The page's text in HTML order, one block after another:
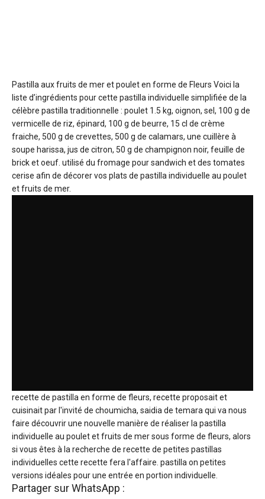
Pastilla aux fruits de mer et poulet en forme de Fleurs Voici la
liste d’ingrédients pour cette pastilla individuelle simplifiée de la
célèbre pastilla traditionnelle : poulet 1.5 kg, oignon, sel, 100 g de
vermicelle de riz, épinard, 100 g de beurre, 15 cl de crème
fraiche, 500 g de crevettes, 500 g de calamars, une cuillère à
soupe harissa, jus de citron, 50 g de champignon noir, feuille de
brick et oeuf. utilisé du fromage pour sandwich et des tomates
cerise afin de décorer vos plats de pastilla individuelle au poulet
et fruits de mer.
recette de pastilla en forme de fleurs, recette proposait et
cuisinait par l'invité de choumicha, saidia de temara qui va nous
faire découvrir une nouvelle manière de réaliser la pastilla
individuelle au poulet et fruits de mer sous forme de fleurs, alors
si vous êtes à la recherche de recette de petites pastillas
individuelles cette recette fera l'affaire. pastilla on petites
versions idéales pour une entrée en portion individuelle.
Partager sur WhatsApp :